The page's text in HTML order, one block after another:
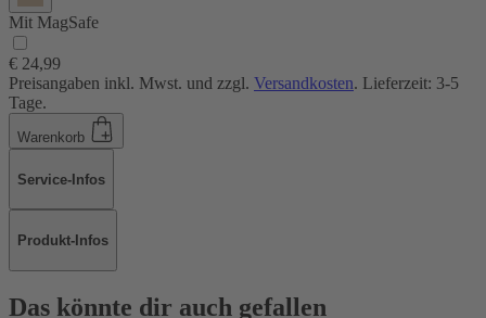
Mit MagSafe
€ 24,99
Preisangaben inkl. Mwst. und zzgl. Versandkosten. Lieferzeit: 3-5
Tage.
Warenkorb
Service-Infos
Produkt-Infos
Das könnte dir auch gefallen